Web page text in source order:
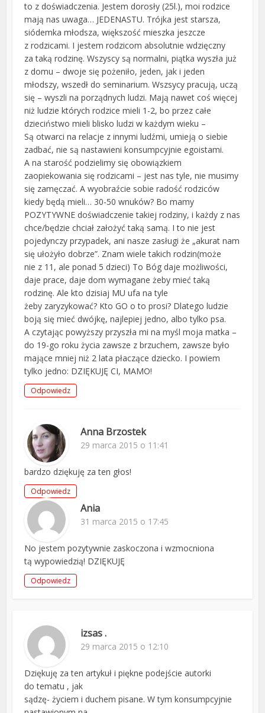
to z doświadczenia. Jestem dorosły (25l.), moi rodzice
mają nas uwaga… JEDENASTU. Trójka jest starsza,
siódemka młodsza, większość mieszka jeszcze
z rodzicami. I jestem rodzicom absolutnie wdzięczny
za taką rodzinę. Wszyscy są normalni, piątka wyszła już
z domu – dwoje się pożeniło, jeden, jak i jeden
młodszy, wszedł do seminarium. Wszsycy pracują, uczą
się – wyszli na porządnych ludzi. Mają nawet coś więcej
niż ludzie których rodzice mieli 1-2, bo przez całe
dzieciństwo mieli blisko ludzi w każdym wieku –
Są otwarci na relacje z innymi ludźmi, umieją o siebie
zadbać, nie są nastawieni konsumpcyjnie egoistami.
A na starość podzielimy się obowiązkiem
zaopiekowania się rodzicami – jest nas tyle, nie musimy
się zamęczać. A wyobraźcie sobie radość rodziców
kiedy będą mieli… 30-50 wnuków? Bo mamy
POZYTYWNE doświadczenie takiej rodziny, i każdy z nas
chce/będzie chciał założyć taką samą. I to nie jest
pojedynczy przypadek, ani nasze zasługi że „akurat nam
się ułożyło dobrze”. Znam wiele takich rodzin(może
nie z 11, ale ponad 5 dzieci) To Bóg daje możliwości,
daje prace, daje dom wymagane żeby mieć taką
rodzinę. Ale kto dzisiaj MU ufa na tyle
żeby zaryzykować? Kto GO o to prosi? Dlatego ludzie
boją się mieć dwójkę, najlepiej jedno, albo tylko psa.
A czytając powyższy przyszła mi na myśl moja matka –
do 19-go roku życia zawsze z brzuchem, zawsze było
mające mniej niż 2 lata płaczące dziecko. I powiem
tylko jedno: DZIĘKUJĘ CI, MAMO!
Odpowiedz
Anna Brzostek
29 marca 2015 o 11:41
bardzo dziękuję za ten głos!
Odpowiedz
Ania
31 marca 2015 o 17:45
No jestem pozytywnie zaskoczona i wzmocniona
tą wypowiedzią! DZIĘKUJĘ
Odpowiedz
izsas .
29 marca 2015 o 12:10
Dziękuję za ten artykuł i piękne podejście autorki
do tematu , jak
sądzę- życiem i duchem pisane. W tym konsumpcyjnie